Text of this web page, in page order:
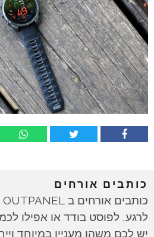
כותבים אורחים
לרגע, לפוסט בודד או אפילו
יש לכם משהו מעניין במיוחד